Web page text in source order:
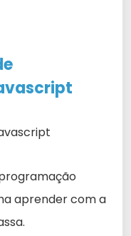
aprender com a